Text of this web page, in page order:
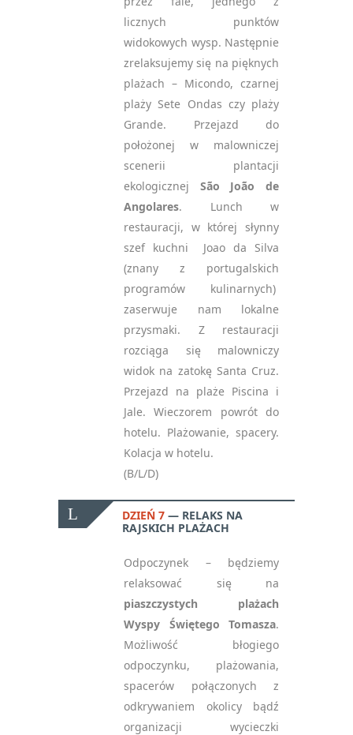
licznych punktów
widokowych wysp. Następnie
zrelaksujemy się na pięknych
plażach – Micondo, czarnej
plaży Sete Ondas czy plaży
Grande. Przejazd do
położonej w malowniczej
scenerii plantacji
ekologicznej São João de
Angolares. Lunch w
restauracji, w której słynny
szef kuchni Joao da Silva
(znany z portugalskich
programów kulinarnych)
zaserwuje nam lokalne
przysmaki. Z restauracji
rozciąga się malowniczy
widok na zatokę Santa Cruz.
Przejazd na plaże Piscina i
Jale. Wieczorem powrót do
hotelu. Plażowanie, spacery.
Kolacja w hotelu.
(B/L/D)
DZIEŃ 7
RELAKS NA
RAJSKICH PLAŻACH
Odpoczynek – będziemy
relaksować się na
piaszczystych plażach
Wyspy Świętego Tomasza.
Możliwość błogiego
odpoczynku, plażowania,
spacerów połączonych z
odkrywaniem okolicy bądź
organizacji wycieczki